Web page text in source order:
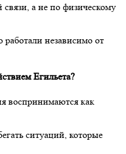
связи, а не по физическому
независимо от
Егильета?
воспринимаются как
ситуаций, которые